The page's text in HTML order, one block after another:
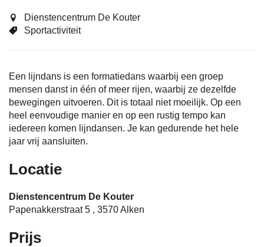
Dienstencentrum De Kouter
Sportactiviteit
Een lijndans is een formatiedans waarbij een groep
mensen danst in één of meer rijen, waarbij ze dezelfde
bewegingen uitvoeren. Dit is totaal niet moeilijk. Op een
heel eenvoudige manier en op een rustig tempo kan
iedereen komen lijndansen. Je kan gedurende het hele
jaar vrij aansluiten.
Locatie
Dienstencentrum De Kouter
Papenakkerstraat 5 , 3570Alken
Prijs